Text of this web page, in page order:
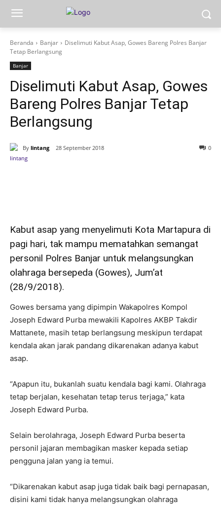
Beranda Banjar
Diselimuti Kabut Asap, Gowes Bareng Polres Banjar
Tetap Berlangsung
Banjar
Diselimuti Kabut Asap, Gowes
Bareng Polres Banjar Tetap
Berlangsung
By lintang 28 September 2018 0
Kabut asap yang menyelimuti Kota Martapura di
pagi hari, tak mampu mematahkan semangat
personil Polres Banjar untuk melangsungkan
olahraga bersepeda (Gowes), Jum’at
(28/9/2018).
Gowes bersama yang dipimpin Wakapolres Kompol
Joseph Edward Purba mewakili Kapolres AKBP Takdir
Mattanete, masih tetap berlangsung meskipun terdapat
kendala akan jarak pandang dikarenakan adanya kabut
asap.
“Apapun itu, bukanlah suatu kendala bagi kami. Olahraga
tetap berjalan, kesehatan tetap terus terjaga,” kata
Joseph Edward Purba.
Selain berolahraga, Joseph Edward Purba beserta
personil jajaran membagikan masker kepada setiap
pengguna jalan yang ia temui.
“Dikarenakan kabut asap juga tidak baik bagi pernapasan,
disini kami tidak hanya melangsungkan olahraga